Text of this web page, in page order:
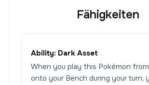
Fähigkeiten
Ability: Dark Asset
When you play this Pokémon
onto your Bench during your turn,